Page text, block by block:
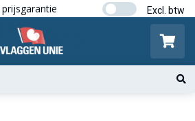
prijsgarantie Gratis